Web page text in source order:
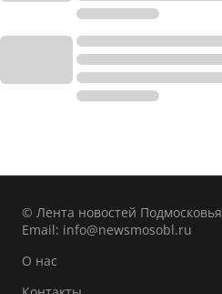
© Лента новостей Подмосковья
Email: info@newsmosobl.ru
О нас